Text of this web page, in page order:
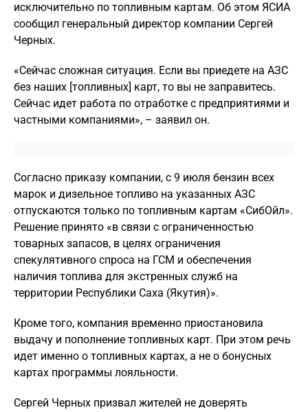
исключительно по топливным картам. Об этом ЯСИА
сообщил генеральный директор компании Сергей
Черных.
«Сейчас сложная ситуация. Если вы приедете на АЗС
без наших [топливных] карт, то вы не заправитесь.
Сейчас идет работа по отработке с предприятиями и
частными компаниями», – заявил он.
Согласно приказу компании, с 9 июля бензин всех
марок и дизельное топливо на указанных АЗС
отпускаются только по топливным картам «СибОйл».
Решение принято «в связи с ограниченностью
товарных запасов, в целях ограничения
спекулятивного спроса на ГСМ и обеспечения
наличия топлива для экстренных служб на
территории Республики Саха (Якутия)».
Кроме того, компания временно приостановила
выдачу и пополнение топливных карт. При этом речь
идет именно о топливных картах, а не о бонусных
картах программы лояльности.
Сергей Черных призвал жителей не доверять